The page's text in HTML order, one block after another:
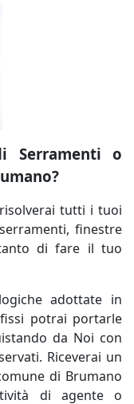
Serramenti o
tutti i tuoi
finestre
di fare il tuo
adottate in
potrai portarle
da Noi con
Riceverai un
di Brumano
di agente o